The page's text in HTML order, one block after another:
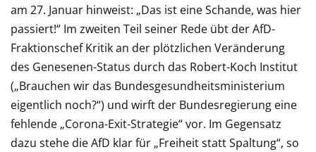
am 27. Januar hinweist: „Das ist eine Schande, was hier
passiert!“ Im zweiten Teil seiner Rede übt der AfD-
Fraktionschef Kritik an der plötzlichen Veränderung
des Genesenen-Status durch das Robert-Koch Institut
(„Brauchen wir das Bundesgesundheitsministerium
eigentlich noch?“) und wirft der Bundesregierung eine
fehlende „Corona-Exit-Strategie“ vor. Im Gegensatz
dazu stehe die AfD klar für „Freiheit statt Spaltung“, so